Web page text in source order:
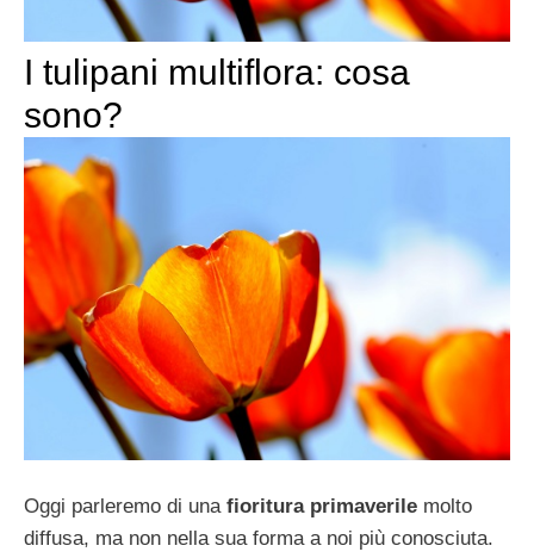
I tulipani multiflora: cosa
sono?
Oggi parleremo di una fioritura primaverile molto
diffusa, ma non nella sua forma a noi più conosciuta.